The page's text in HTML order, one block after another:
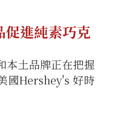
進純素巧克
本土品牌正在把握
國Hershey's 好時